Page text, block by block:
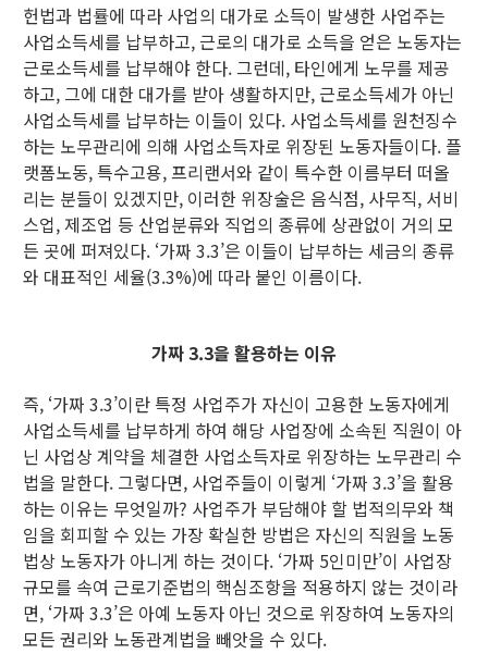
헌법과 법률에 따라 사업의 대가로 소득이 발생한 사업주는
사업소득세를 납부하고, 근로의 대가로 소득을 얻은 노동자는
근로소득세를 납부해야 한다. 그런데, 타인에게 노무를 제공
하고, 그에 대한 대가를 받아 생활하지만, 근로소득세가 아닌
사업소득세를 납부하는 이들이 있다. 사업소득세를 원천징수
하는 노무관리에 의해 사업소득자로 위장된 노동자들이다. 플
랫폼노동, 특수고용, 프리랜서와 같이 특수한 이름부터 떠올
리는 분들이 있겠지만, 이러한 위장술은 음식점, 사무직, 서비
스업, 제조업 등 산업분류와 직업의 종류에 상관없이 거의 모
든 곳에 퍼져있다. ‘가짜 3.3’은 이들이 납부하는 세금의 종류
와 대표적인 세율(3.3%)에 따라 붙인 이름이다.
가짜 3.3을 활용하는 이유
즉, ‘가짜 3.3’이란 특정 사업주가 자신이 고용한 노동자에게
사업소득세를 납부하게 하여 해당 사업장에 소속된 직원이 아
닌 사업상 계약을 체결한 사업소득자로 위장하는 노무관리 수
법을 말한다. 그렇다면, 사업주들이 이렇게 ‘가짜 3.3’을 활용
하는 이유는 무엇일까? 사업주가 부담해야 할 법적의무와 책
임을 회피할 수 있는 가장 확실한 방법은 자신의 직원을 노동
법상 노동자가 아니게 하는 것이다. ‘가짜 5인미만’이 사업장
규모를 속여 근로기준법의 핵심조항을 적용하지 않는 것이라
면, ‘가짜 3.3’은 아예 노동자 아닌 것으로 위장하여 노동자의
모든 권리와 노동관계법을 빼앗을 수 있다.